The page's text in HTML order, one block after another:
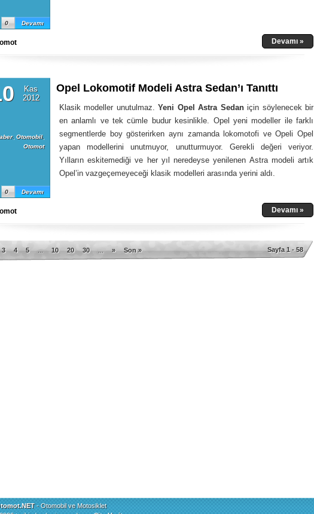
Devamı
0
Devamı »
Kas
2012
, Otomobil,
Otomot
Devamı
0
Opel Lokomotif Modeli Astra Sedan’ı Tanıttı
Klasik modeller unutulmaz.Yeni Opel Astra Sedaniçin söylenecek bir
en anlamlı ve tek cümle budur kesinlikle. Opel yeni modeller ile farklı
segmentlerde boy gösterirken aynı zamanda lokomotofi ve Opeli Opel
yapan modellerini unutmuyor, unutturmuyor. Gerekli değeri veriyor.
Yılların eskitemediği ve her yıl neredeyse yenilenen Astra modeli artık
Opel’in vazgeçemeyeceği klasik modelleri arasında yerini aldı.
Devamı »
Sayfa 1 - 58
3 4 5 ... 10 20 30 ... » Son »
- Otomobil ve Motosiklet